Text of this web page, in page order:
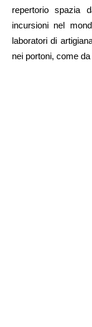
repertorio spazia
incursioni nel
laboratori di
nei portoni, come